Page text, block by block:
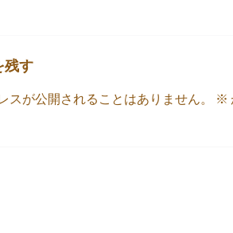
残す
スが公開されることはありません。 ※